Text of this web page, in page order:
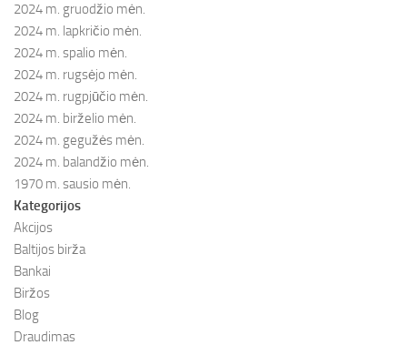
2024 m. gruodžio mėn.
2024 m. lapkričio mėn.
2024 m. spalio mėn.
2024 m. rugsėjo mėn.
2024 m. rugpjūčio mėn.
2024 m. birželio mėn.
2024 m. gegužės mėn.
2024 m. balandžio mėn.
1970 m. sausio mėn.
Kategorijos
Akcijos
Baltijos birža
Bankai
Biržos
Blog
Draudimas